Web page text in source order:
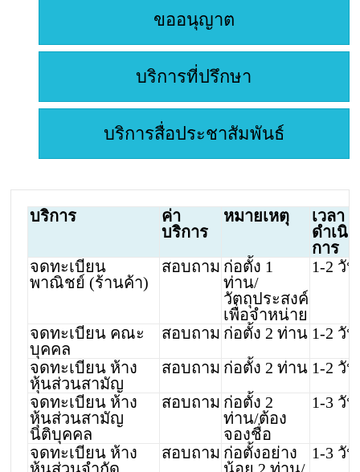
ขออนุญาต
บริการที่ปรึกษา
บริการสื่อประชาสัมพันธ์
บริการ
ค่า
บริการ
หมายเหตุ
เวลา
ดำเนิน
การ
จดทะเบียน
พาณิชย์ (ร้านค้า)
สอบถาม ก่อตั้ง 1
ท่าน/
วัตถุประสงค์
เพื่อจำหน่าย
1-2 วัน
จดทะเบียน คณะ
บุคคล
สอบถาม ก่อตั้ง 2 ท่าน 1-2 วัน
จดทะเบียน ห้าง
หุ้นส่วนสามัญ
สอบถาม ก่อตั้ง 2 ท่าน 1-2 วัน
จดทะเบียน ห้าง
หุ้นส่วนสามัญ
นิติบุคคล
สอบถาม ก่อตั้ง 2
ท่าน/ต้อง
จองชื่อ
1-3 วัน
จดทะเบียน ห้าง
สอบถาม ก่อตั้งอย่าง
1-3 วัน